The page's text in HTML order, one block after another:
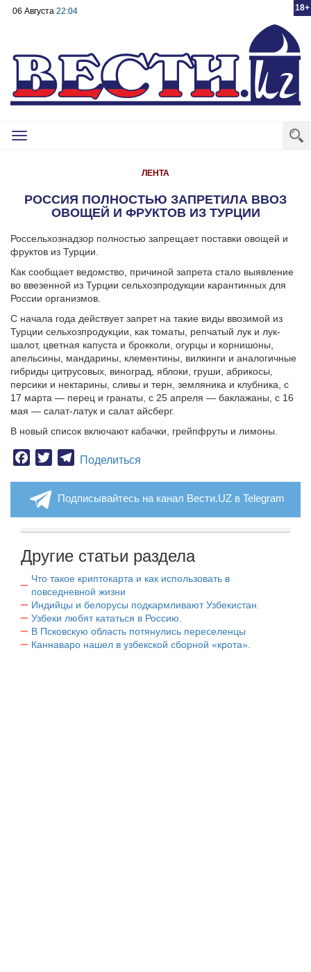
18+
06 Августа 22:04
Toggle
ЛЕНТА
РОССИЯ ПОЛНОСТЬЮ ЗАПРЕТИЛА ВВОЗ
ОВОЩЕЙ И ФРУКТОВ ИЗ ТУРЦИИ
Россельхознадзор полностью запрещает поставки овощей и
фруктов из Турции.
Как сообщает ведомство, причиной запрета стало выявление
во ввезенной из Турции сельхозпродукции карантинных для
России организмов.
С начала года действует запрет на такие виды ввозимой из
Турции сельхозпродукции, как томаты, репчатый лук и лук-
шалот, цветная капуста и брокколи, огурцы и корнишоны,
апельсины, мандарины, клементины, вилкинги и аналогичные
гибриды цитрусовых, виноград, яблоки, груши, абрикосы,
персики и нектарины, сливы и терн, земляника и клубника, с
17 марта — перец и гранаты, с 25 апреля — баклажаны, с 16
мая — салат-латук и салат айсберг.
В новый список включают кабачки, грейпфруты и лимоны.
Facebook
TwitterTelegram
Поделиться
Подписывайтесь на канал Вести.UZ в Telegram
Другие статьи раздела
Что такое криптокарта и как использовать в
повседневной жизни
Индийцы и белорусы подкармливают Узбекистан.
Узбеки любят кататься в Россию.
В Псковскую область потянулись переселенцы
Каннаваро нашел в узбекской сборной «крота».